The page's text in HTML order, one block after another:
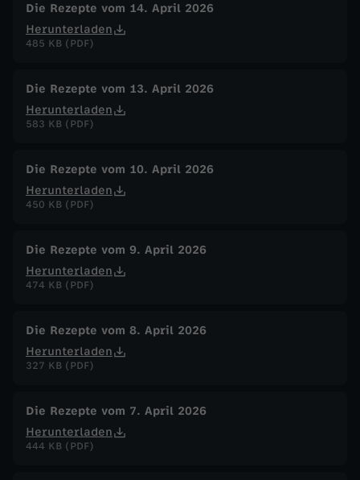
Die Rezepte vom 14. April 2026
Herunterladen
485 KB (PDF)
Die Rezepte vom 13. April 2026
Herunterladen
583 KB (PDF)
Die Rezepte vom 10. April 2026
Herunterladen
450 KB (PDF)
Die Rezepte vom 9. April 2026
Herunterladen
474 KB (PDF)
Die Rezepte vom 8. April 2026
Herunterladen
327 KB (PDF)
Die Rezepte vom 7. April 2026
Herunterladen
444 KB (PDF)